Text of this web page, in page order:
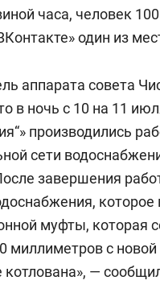
часа, человек
один из
аппарата совета
в ночь с 10 на 11
производились
сети
завершения
муфты, которая
миллиметров с
котлована», —